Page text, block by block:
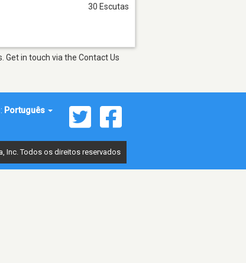
30 Escutas
Get in touch via the Contact Us
Português
Inc. Todos os direitos reservados